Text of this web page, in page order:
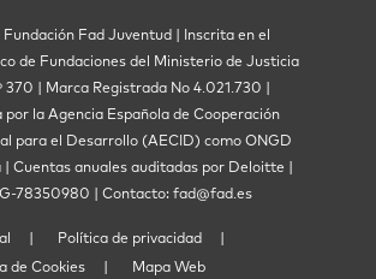
Fad Juventud | Inscrita en el
de Fundaciones del Ministerio de Justicia
370 | Marca Registrada No 4.021.730 |
por la Agencia Española de Cooperación
para el Desarrollo (AECID) como ONGD
Cuentas anuales auditadas por Deloitte |
G-78350980 | Contacto: fad@fad.es
Política de privacidad
de Cookies
Mapa Web